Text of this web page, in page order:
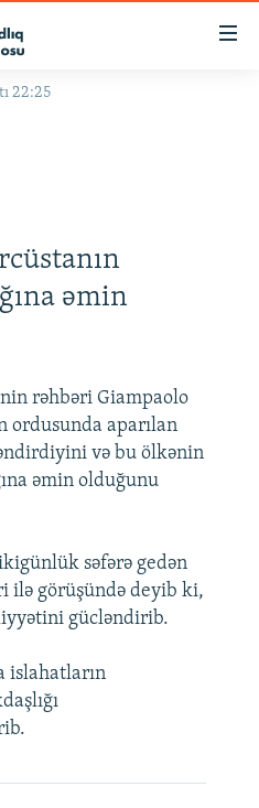
22:25
əmin
rəhbəri Giampaolo
ordusunda aparılan
və bu ölkənin
əmin olduğunu
səfərə gedən
ilə görüşündə deyib ki,
gücləndirib.
islahatların